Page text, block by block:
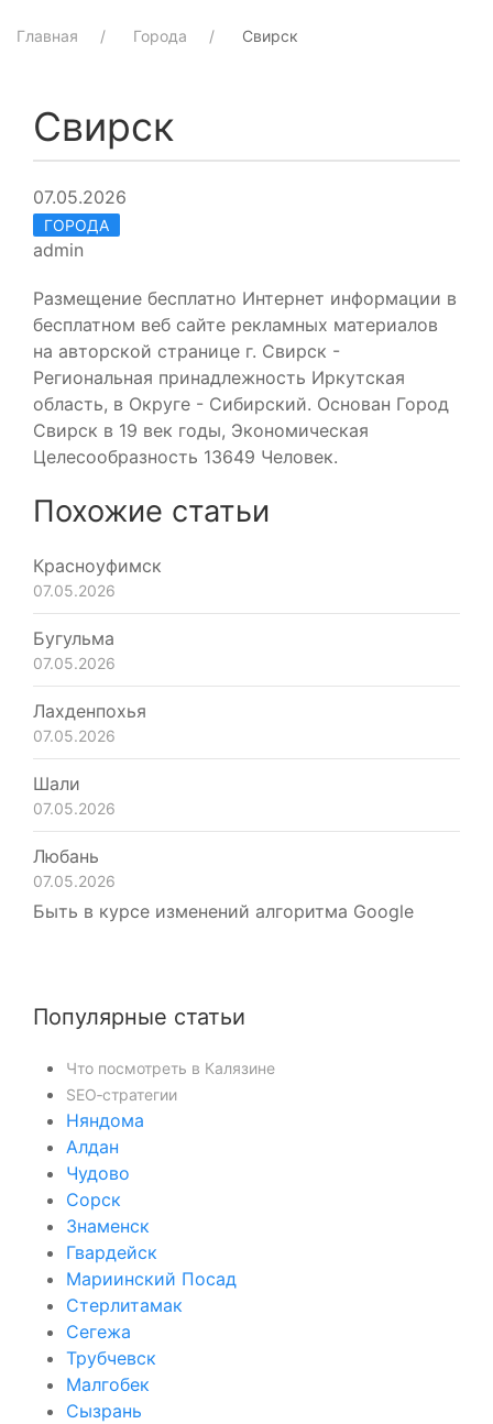
Главная Города Свирск
Свирск
07.05.2026
ГОРОДА
admin
Размещение бесплатно Интернет информации в
бесплатном веб сайте рекламных материалов
на авторской странице г. Свирск -
Региональная принадлежность Иркутская
область, в Округе - Сибирский. Основан Город
Свирск в 19 век годы, Экономическая
Целесообразность 13649 Человек.
Похожие статьи
Красноуфимск
07.05.2026
Бугульма
07.05.2026
Лахденпохья
07.05.2026
Шали
07.05.2026
Любань
07.05.2026
Быть в курсе изменений алгоритма Google
Популярные статьи
Что посмотреть в Калязине
SEO‑стратегии
Няндома
Алдан
Чудово
Сорск
Знаменск
Гвардейск
Мариинский Посад
Стерлитамак
Сегежа
Трубчевск
Малгобек
Сызрань